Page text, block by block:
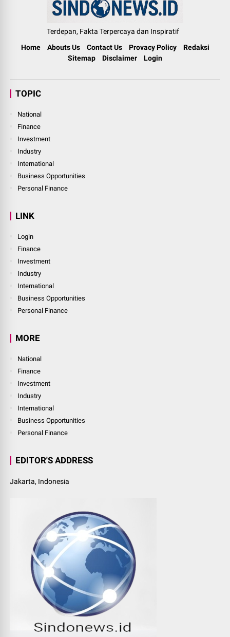
Terdepan, Fakta Terpercaya dan Inspiratif
Home
Abouts Us Contact Us Provacy Policy
Redaksi
Sitemap
Disclaimer Login
TOPIC
National
Finance
Investment
Industry
International
Business Opportunities
Personal Finance
LINK
Login
Finance
Investment
Industry
International
Business Opportunities
Personal Finance
MORE
National
Finance
Investment
Industry
International
Business Opportunities
Personal Finance
EDITOR'S ADDRESS
Jakarta, Indonesia